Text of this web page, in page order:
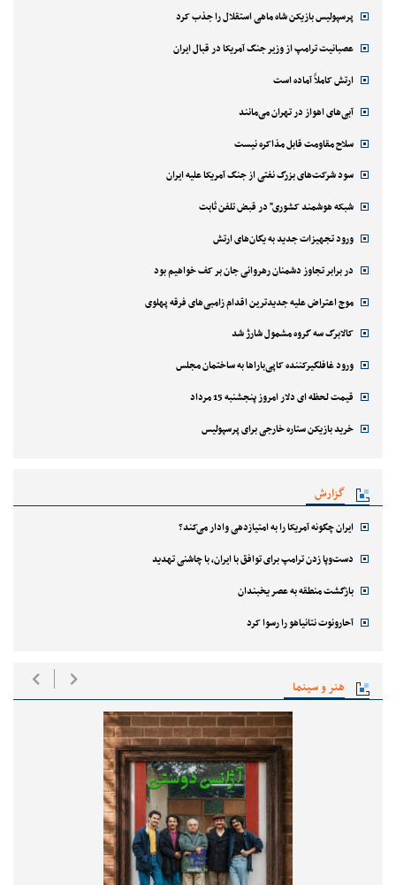
پرسپولیس بازیکن شاه ماهی استقلال را جذب کرد
عصبانیت ترامپ از وزیر جنگ آمریکا در قبال ایران
ارتش کاملاً آماده است
آبی‌های اهواز در تهران می‌مانند
سلاح مقاومت قابل مذاکره نیست
سود شرکت‌های بزرگ نفتی از جنگ آمریکا علیه ایران
شبکه هوشمند کشوری" در قبض تلفن ثابت
ورود تجهیزات جدید به یگان‌های ارتش
در برابر تجاوز دشمنان رهروانی جان بر کف خواهیم بود
موج اعتراض علیه جدیدترین اقدام زامبی‌های فرقه پهلوی
کالابرگ سه گروه مشمول شارژ شد
ورود غافلگیرکننده کاپی‌باراها به ساختمان مجلس
قیمت لحظه ای دلار امروز پنجشنبه 15 مرداد
خرید بازیکن ستاره خارجی برای پرسپولیس
گزارش
ایران چگونه آمریکا را به امتیازدهی وادار می‌کند؟
دست‌وپا زدن ترامپ برای توافق با ایران، با چاشنی تهدید
بازگشت منطقه به عصر یخبندان
آحارونوت نتانیاهو را رسوا کرد
هنر و سینما